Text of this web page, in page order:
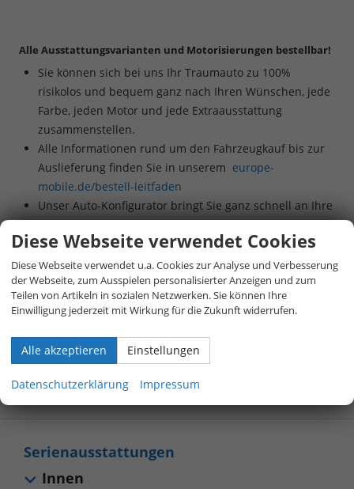
Alle Ausstattungsvarianten und Motorisierungen bestellbar!
Sie können sich bei uns Ihr Traumauto zu 100%
risikolos und bequem ganz nach Ihren Wünschen, jede
Farbe, jeden Motor und jede Extraausstattung
zusammenstellen.
Alle Informationen rund um den Fahrzeugkauf bis zur
Auslieferung finden Sie in unserem europe-
mobile.de/bestell-leitfaden
Unser Auto-Konfigurator bringt Sie ganz schnell an Ihre
gewünschte Konfiguration:europe-mobile.de/eu-
neuwagen-konfigurator
Beratung per Live-Chat oder telefonisch unter+49 (0)
800 40 01 808
Allgemeines
Sonstiges
Serienausstattungen
Innen
Diese Webseite verwendet Cookies
Diese Webseite verwendet u.a. Cookies zur Analyse und Verbesserung
der Webseite, zum Ausspielen personalisierter Anzeigen und zum
Teilen von Artikeln in sozialen Netzwerken. Sie können Ihre
Einwilligung jederzeit mit Wirkung für die Zukunft widerrufen.
Alle akzeptieren Einstellungen
Datenschutzerklärung Impressum